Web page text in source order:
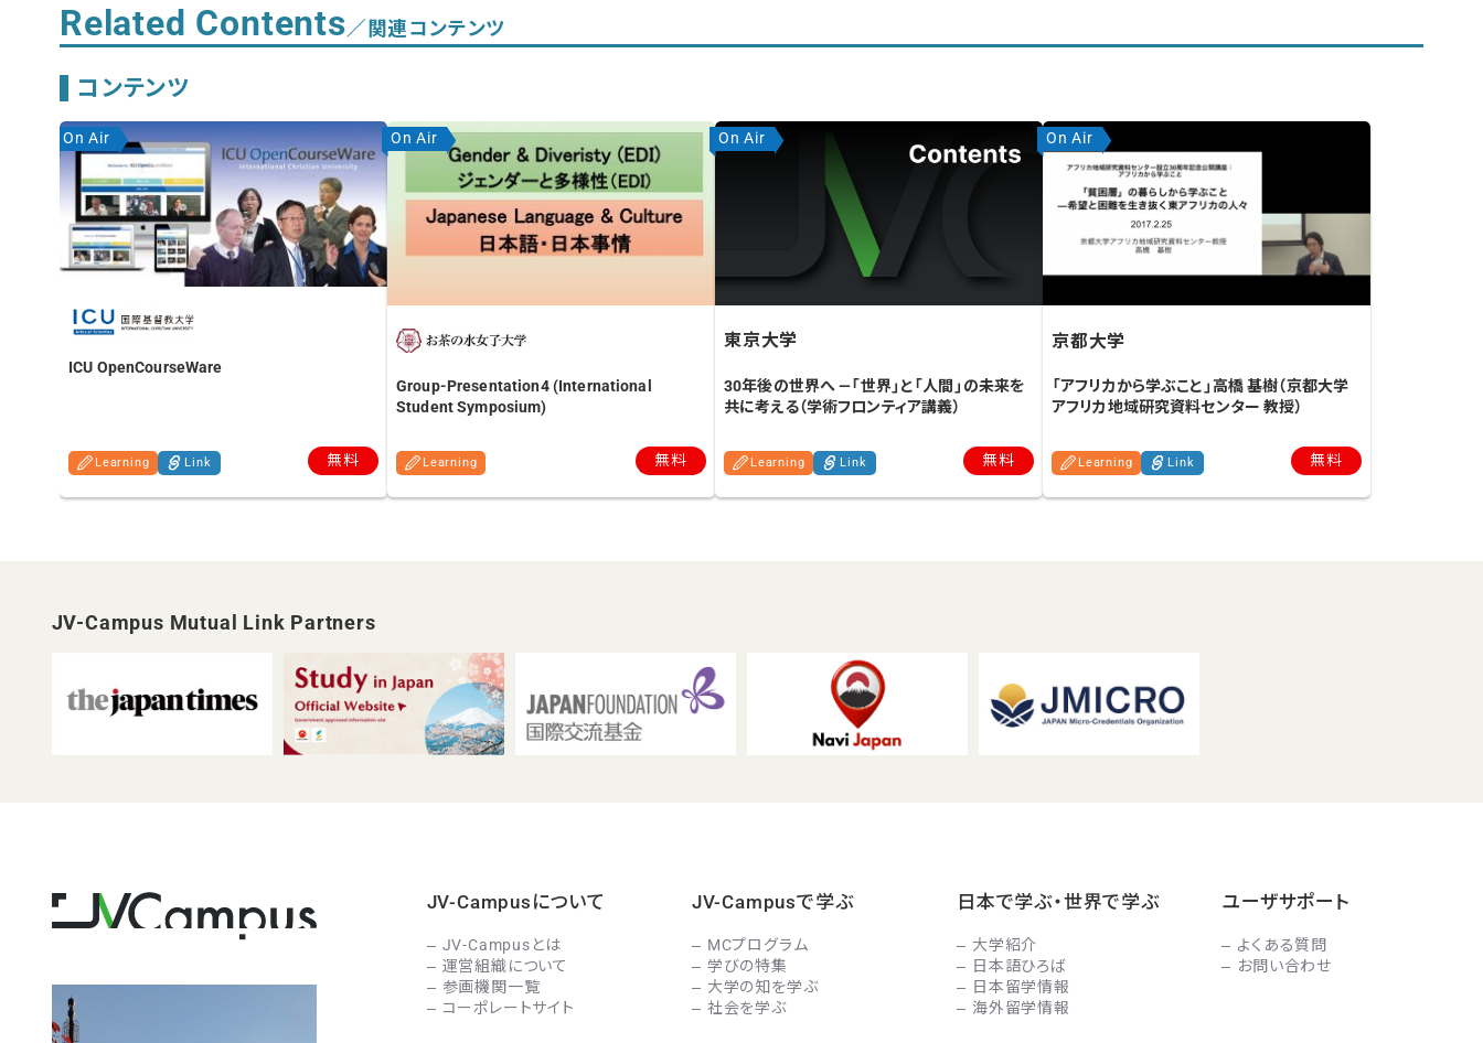
Related Contents／関連コンテンツ
コンテンツ
ICU OpenCourseWare
Learning Link 無料
On Air
Group-Presentation4 (International
Student Symposium)
Learning 無料
On Air
東京大学
30年後の世界へ ―「世界」と「人間」の未来を
共に考える（学術フロンティア講義）
Learning Link 無料
On Air
京都大学
「アフリカから学ぶこと」高橋 基樹（京都大学
アフリカ地域研究資料センター 教授）
Learning Link 無料
On Air
JV-Campus Mutual Link Partners
JV-Campusについて
JV-Campusとは
運営組織について
参画機関一覧
コーポレートサイト
JV-Campusで学ぶ
MCプログラム
学びの特集
大学の知を学ぶ
社会を学ぶ
日本で学ぶ・世界で学ぶ
大学紹介
日本語ひろば
日本留学情報
海外留学情報
ユーザサポート
よくある質問
お問い合わせ